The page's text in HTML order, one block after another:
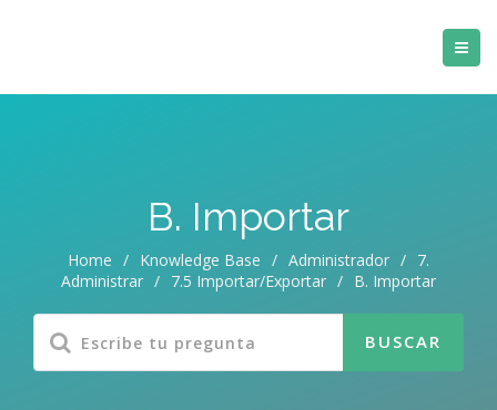
B. Importar
Home / Knowledge Base / Administrador / 7.
Administrar / 7.5 Importar/Exportar / B. Importar